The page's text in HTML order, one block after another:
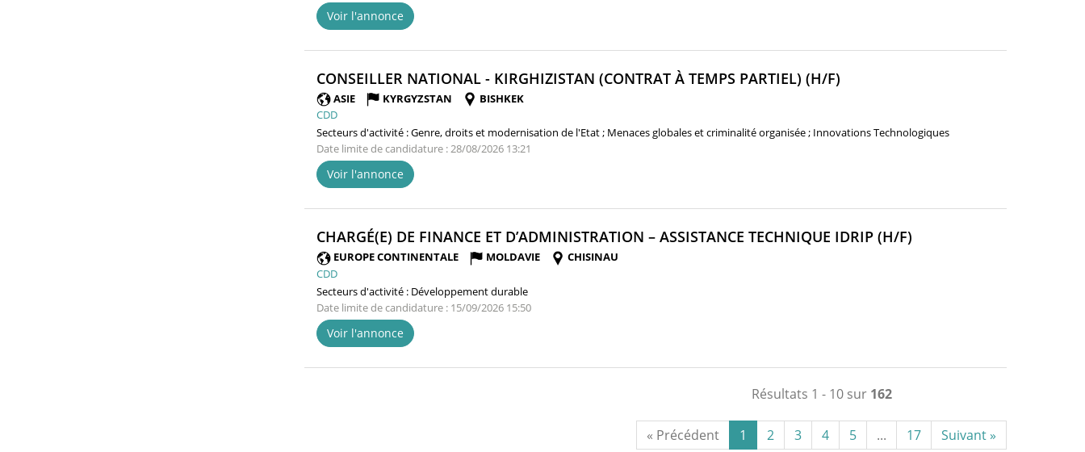
Voir l'annonce
CONSEILLER NATIONAL - KIRGHIZISTAN (CONTRAT À TEMPS PARTIEL) (H/F)
ASIE KYRGYZSTAN
BISHKEK
CDD
Secteurs d'activité :Genre, droits et modernisation de l'Etat ; Menaces globales et criminalité organisée ; Innovations Technologiques
Date limite de candidature : 28/08/2026 13:21
Voir l'annonce
CHARGÉ(E) DE FINANCE ET D’ADMINISTRATION – ASSISTANCE TECHNIQUE IDRIP (H/F)
EUROPE CONTINENTALE MOLDAVIE
CHISINAU
CDD
Secteurs d'activité : Développement durable
Date limite de candidature : 15/09/2026 15:50
Voir l'annonce
Résultats 1 - 10 sur 162
« Précédent 1 2 3 4 5 ... 17 Suivant »